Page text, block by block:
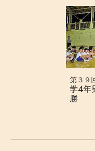
第３９
学4年
勝